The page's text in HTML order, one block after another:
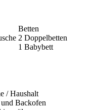
Betten
2 Doppelbetten
1 Babybett
/ Haushalt
Backofen